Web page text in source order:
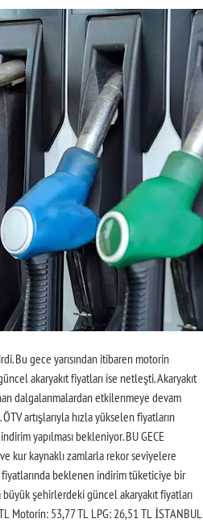
Bu gece yarısından itibaren motorin
akaryakıt fiyatları ise netleşti. Akaryakıt
dalgalanmalardan etkilenmeye devam
artışlarıyla hızla yükselen fiyatların
yapılması bekleniyor. BU GECE
kur kaynaklı zamlarla rekor seviyelere
beklenen indirim tüketiciye bir
büyük şehirlerdeki güncel akaryakıt fiyatları
Motorin: 53,77 TL LPG: 26,51 TL İSTANBUL